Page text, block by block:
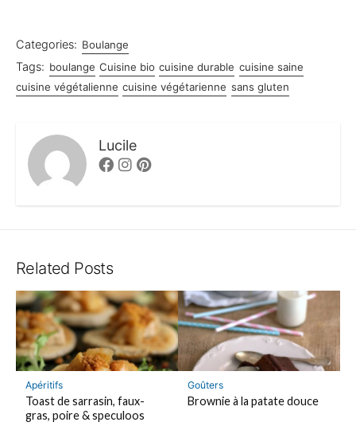
Categories: Boulange
Tags: boulange Cuisine bio cuisine durable cuisine saine
cuisine végétalienne cuisine végétarienne sans gluten
Lucile
FacebookInstagram
Pinterest
Related Posts
Apéritifs
Toast de sarrasin, faux-
gras, poire & speculoos
Goûters
Brownie à la patate douce